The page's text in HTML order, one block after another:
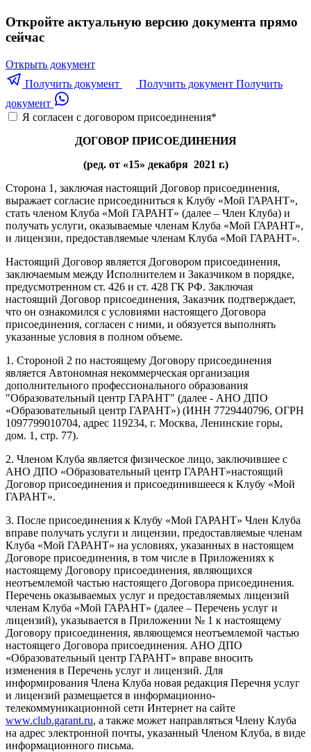
Откройте актуальную версию документа прямо
сейчас
Открыть документ
Получить документ
Получить документ Получить
документ
Я согласен с договором присоединения*
ДОГОВОР ПРИСОЕДИНЕНИЯ
(ред. от «15» декабря 2021 г.)
Сторона 1, заключая настоящий Договор присоединения,
выражает согласие присоединиться к Клубу «Мой ГАРАНТ»,
стать членом Клуба «Мой ГАРАНТ» (далее – Член Клуба) и
получать услуги, оказываемые членам Клуба «Мой ГАРАНТ»,
и лицензии, предоставляемые членам Клуба «Мой ГАРАНТ».
Настоящий Договор является Договором присоединения,
заключаемым между Исполнителем и Заказчиком в порядке,
предусмотренном ст. 426 и ст. 428 ГК РФ. Заключая
настоящий Договор присоединения, Заказчик подтверждает,
что он ознакомился с условиями настоящего Договора
присоединения, согласен с ними, и обязуется выполнять
указанные условия в полном объеме.
1. Стороной 2 по настоящему Договору присоединения
является Автономная некоммерческая организация
дополнительного профессионального образования
"Образовательный центр ГАРАНТ" (далее - АНО ДПО
«Образовательный центр ГАРАНТ») (ИНН 7729440796, ОГРН
1097799010704, адрес 119234, г. Москва, Ленинские горы,
дом. 1, стр. 77).
2. Членом Клуба является физическое лицо, заключившее с
АНО ДПО «Образовательный центр ГАРАНТ»настоящий
Договор присоединения и присоединившееся к Клубу «Мой
ГАРАНТ».
3. После присоединения к Клубу «Мой ГАРАНТ» Член Клуба
вправе получать услуги и лицензии, предоставляемые членам
Клуба «Мой ГАРАНТ» на условиях, указанных в настоящем
Договоре присоединения, в том числе в Приложениях к
настоящему Договору присоединения, являющихся
неотъемлемой частью настоящего Договора присоединения.
Перечень оказываемых услуг и предоставляемых лицензий
членам Клуба «Мой ГАРАНТ» (далее – Перечень услуг и
лицензий), указывается в Приложении № 1 к настоящему
Договору присоединения, являющемся неотъемлемой частью
настоящего Договора присоединения. АНО ДПО
«Образовательный центр ГАРАНТ» вправе вносить
изменения в Перечень услуг и лицензий. Для
информирования Члена Клуба новая редакция Перечня услуг
и лицензий размещается в информационно-
телекоммуникационной сети Интернет на сайте
www.club.garant.ru, а также может направляться Члену Клуба
на адрес электронной почты, указанный Членом Клуба, в виде
информационного письма.